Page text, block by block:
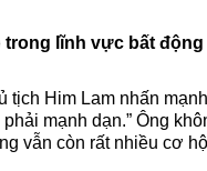
lĩnh vực bất động
Him Lam nhấn
mạnh dạn.” Ông
vẫn còn rất nhiều cơ